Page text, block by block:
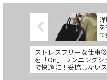
自
け
ょ
ストレスフリーな仕事
を「On」 ランニングシ
で快適に！妥協しない
とファッション性の融合